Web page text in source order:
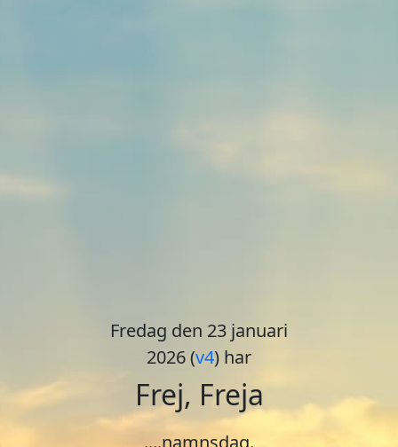
Fredag den 23 januari
2026 (v4) har
Frej, Freja
....namnsdag.